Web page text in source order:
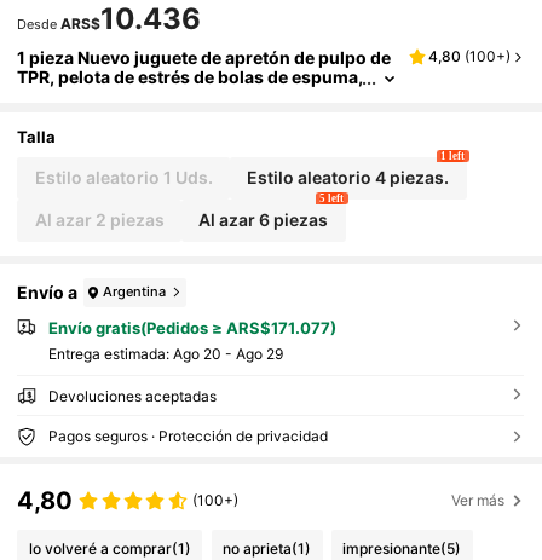
Desde ARS$10.436
1 pieza Nuevo juguete de apretón de pulpo de
TPR, pelota de estrés de bolas de espuma,
el almacén]
4,80 (100+)
Talla
Estilo aleatorio 1 Uds. Estilo aleatorio 4 piezas.
1 left
Al azar 2 piezas Al azar 6 piezas
5 left
Envío a Argentina
Envío gratis(Pedidos ≥ ARS$171.077)
Entrega estimada: Ago 20 - Ago 29
Devoluciones aceptadas
Pagos seguros · Protección de privacidad
4,80 (100+) Ver más
lo volveré a comprar(1) no aprieta(1) impresionante(5)